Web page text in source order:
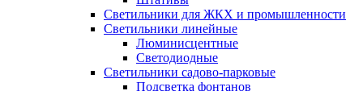
Светильники для ЖКХ и промышленности
Светильники линейные
Люминисцентные
Светодиодные
Светильники садово-парковые
Подсветка фонтанов